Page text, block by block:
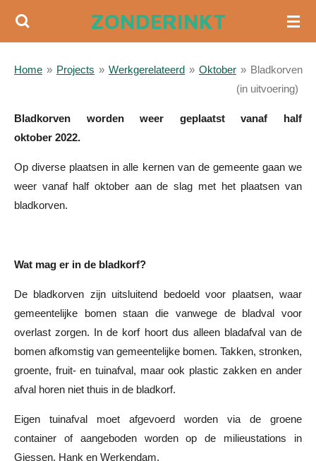
Ga
de
ZONDERINKT
Home » Projects » Werkgerelateerd » Oktober » Bladkorven
(in uitvoering)
Bladkorven worden weer geplaatst vanaf half
oktober 2022.
Op diverse plaatsen in alle kernen van de gemeente gaan we
weer vanaf half oktober aan de slag met het plaatsen van
bladkorven.
Wat mag er in de bladkorf?
De bladkorven zijn uitsluitend bedoeld voor plaatsen, waar
gemeentelijke bomen staan die vanwege de bladval voor
overlast zorgen. In de korf hoort dus alleen bladafval van de
bomen afkomstig van gemeentelijke bomen. Takken, stronken,
groente, fruit- en tuinafval, maar ook plastic zakken en ander
afval horen niet thuis in de bladkorf.
Eigen tuinafval moet afgevoerd worden via de groene
container of aangeboden worden op de milieustations in
Giessen, Hank en Werkendam.